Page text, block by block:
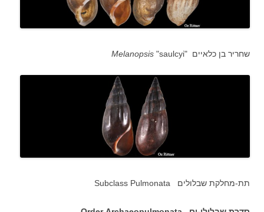
Melanopsis "saulcyi" שחריר בן כלאיים
תת-מחלקת שבלולים Subclass Pulmonata